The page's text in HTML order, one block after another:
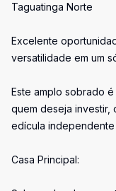
Taguatinga Norte
Excelente
versatilidade em um
Este amplo sobrado
quem deseja investir,
edícula
Casa Principal: